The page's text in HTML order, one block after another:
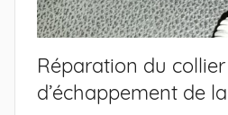
Réparation du collier
d’échappement de